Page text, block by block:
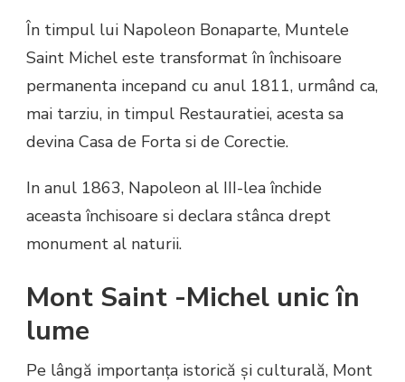
În timpul lui Napoleon Bonaparte, Muntele
Saint Michel este transformat în închisoare
permanenta incepand cu anul 1811, urmând ca,
mai tarziu, in timpul Restauratiei, acesta sa
devina Casa de Forta si de Corectie.
In anul 1863, Napoleon al III-lea închide
aceasta închisoare si declara stânca drept
monument al naturii.
Mont Saint -Michel unic în
lume
Pe lângă importanța istorică și culturală, Mont